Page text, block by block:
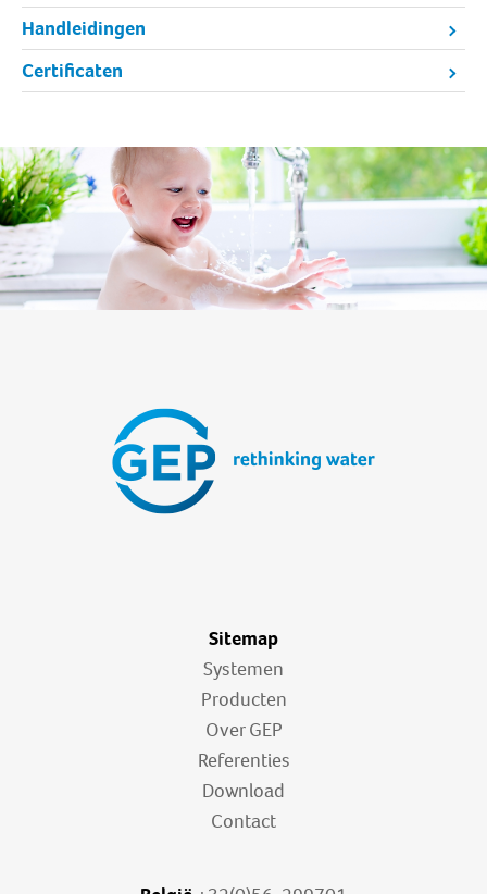
Handleidingen
Certificaten
Sitemap
Systemen
Producten
Over GEP
Referenties
Download
Contact